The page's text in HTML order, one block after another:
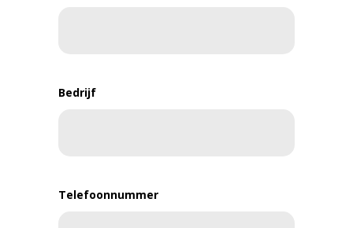
Bedrijf
Telefoonnummer